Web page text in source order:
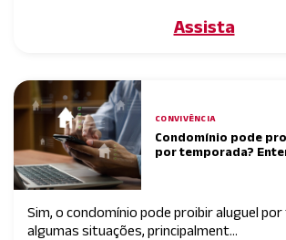
Assista
CONVIVÊNCIA
Condomínio pode
por temporada?
Sim, o condomínio pode proibir aluguel
algumas situações, principalment...